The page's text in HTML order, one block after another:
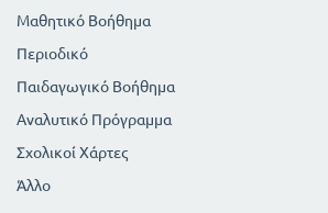
Μαθητικό Βοήθημα
Περιοδικό
Παιδαγωγικό Βοήθημα
Αναλυτικό Πρόγραμμα
Σχολικοί Χάρτες
Άλλο